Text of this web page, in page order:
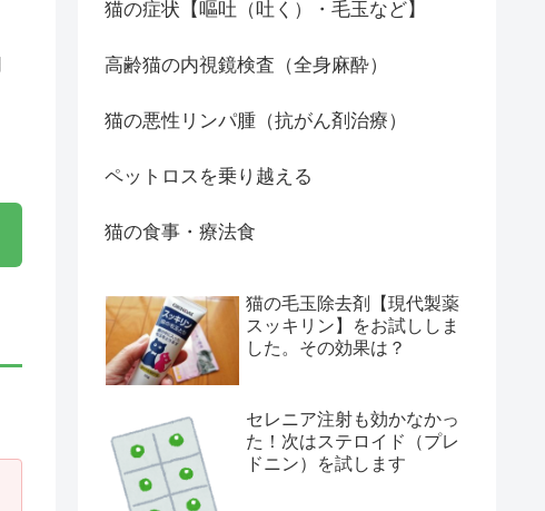
猫の症状【嘔吐（吐く）・毛玉など】
高齢猫の内視鏡検査（全身麻酔）
猫の悪性リンパ腫（抗がん剤治療）
ペットロスを乗り越える
猫の食事・療法食
猫の毛玉除去剤【現代製薬
スッキリン】をお試ししま
した。その効果は？
セレニア注射も効かなかっ
た！次はステロイド（プレ
ドニン）を試します